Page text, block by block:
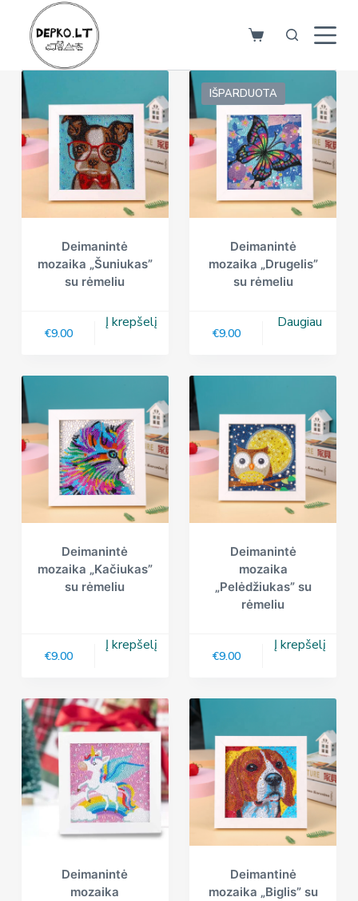
p
o
Deimanintė
mozaika „Šuniukas”
su rėmeliu
€9.00
Į krepšelį
IŠPARDUOTA
Deimanintė
mozaika „Drugelis”
su rėmeliu
€9.00
Daugiau
Deimanintė
mozaika „Kačiukas”
su rėmeliu
€9.00
Į krepšelį
Deimanintė
mozaika
„Pelėdžiukas” su
rėmeliu
€9.00
Į krepšelį
Deimanintė
mozaika
Deimantinė
mozaika „Biglis” su